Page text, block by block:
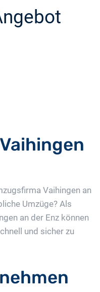
Vaihingen an
Umzüge? Als
an der Enz können
und sicher zu